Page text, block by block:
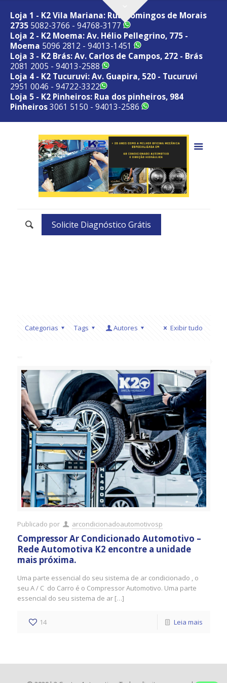
Loja 1 - K2 Vila Mariana: Rua Domingos de Morais
2735 5082-3766 - 94768-3177
Loja 2 - K2 Moema: Av. Hélio Pellegrino, 775 -
Moema 5096 2812 - 94013-1451
Loja 3 - K2 Brás: Av. Carlos de Campos, 272 - Brás
2081 2005 - 94013-2588
Loja 4 - K2 Tucuruvi: Av. Guapira, 520 - Tucuruvi
2951 0046 - 94722-3322
Loja 5 - K2 Pinheiros: Rua dos pinheiros, 984
Pinheiros3061 5150 - 94013-2586
Solicite Diagnóstico Grátis
Categorias Tags Autores Exibir tudo
Publicado por arcondicionadoautomotivosp
Compressor Ar Condicionado Automotivo –
Rede Automotiva K2 encontre a unidade
mais próxima.
Uma parte essencial do seu sistema de ar condicionado , o
seu A / C do Carro é o Compressor Automotivo. Uma parte
essencial do seu sistema de ar […]
14 Leia mais